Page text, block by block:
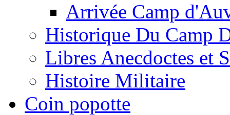
Arrivée Camp
Historique Du Camp
Libres Anecdoctes et
Histoire Militaire
Coin popotte